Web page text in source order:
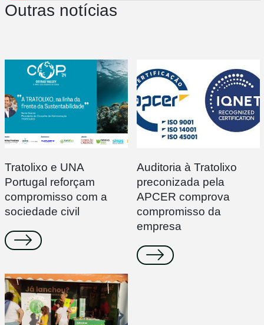
Outras notícias
Tratolixo e UNA
Portugal reforçam
compromisso com a
sociedade civil
Auditoria à Tratolixo
preconizada pela
APCER comprova
compromisso da
empresa